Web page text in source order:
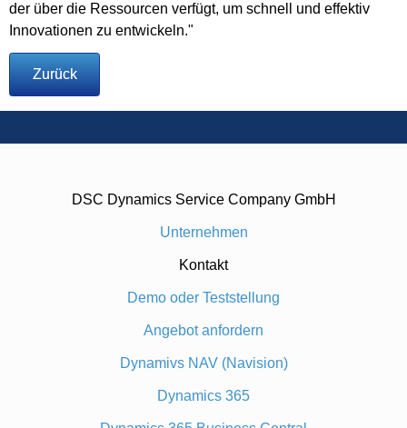
der über die Ressourcen verfügt, um schnell und effektiv
Innovationen zu entwickeln."
Zurück
DSC Dynamics Service Company GmbH
Unternehmen
Kontakt
Demo oder Teststellung
Angebot anfordern
Dynamivs NAV (Navision)
Dynamics 365